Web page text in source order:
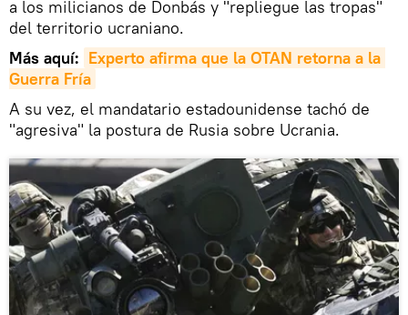
a los milicianos de Donbás y "repliegue las tropas"
del territorio ucraniano.
Más aquí: Experto afirma que la OTAN retorna a la
Guerra Fría
A su vez, el mandatario estadounidense tachó de
"agresiva" la postura de Rusia sobre Ucrania.